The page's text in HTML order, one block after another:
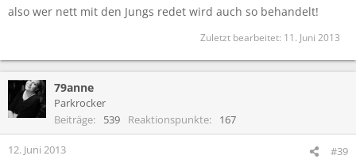
also wer nett mit den Jungs redet wird auch so behandelt!
Zuletzt bearbeitet: 11. Juni 2013
79anne
Parkrocker
Beiträge
539 Reaktionspunkte 167
12. Juni 2013 #39